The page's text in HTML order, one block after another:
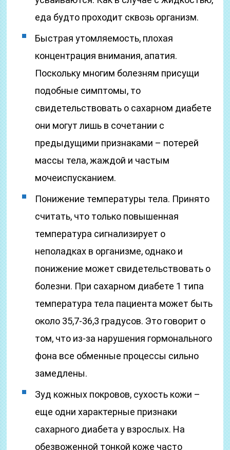
еда будто проходит сквозь организм.
Быстрая утомляемость, плохая
концентрация внимания, апатия.
Поскольку многим болезням присущи
подобные симптомы, то
свидетельствовать о сахарном диабете
они могут лишь в сочетании с
предыдущими признаками – потерей
массы тела, жаждой и частым
мочеиспусканием.
Понижение температуры тела. Принято
считать, что только повышенная
температура сигнализирует о
неполадках в организме, однако и
понижение может свидетельствовать о
болезни. При сахарном диабете 1 типа
температура тела пациента может быть
около 35,7-36,3 градусов. Это говорит о
том, что из-за нарушения гормонального
фона все обменные процессы сильно
замедлены.
Зуд кожных покровов, сухость кожи –
еще одни характерные признаки
сахарного диабета у взрослых. На
обезвоженной тонкой коже часто